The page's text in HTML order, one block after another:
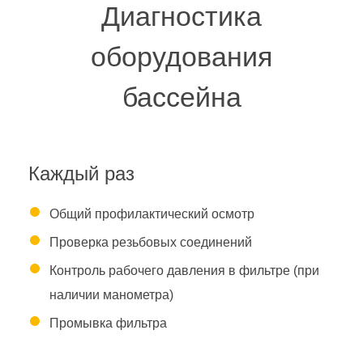
Диагностика
оборудования
бассейна
Каждый раз
Общий профилактический осмотр
Проверка резьбовых соединений
Контроль рабочего давления в фильтре (при
наличии манометра)
Промывка фильтра